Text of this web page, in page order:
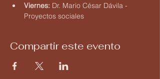
Viernes: Dr. Mario César Dávila -
Proyectos sociales
Compartir este evento